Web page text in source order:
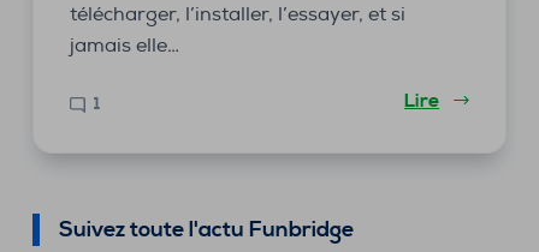
télécharger, l’installer, l’essayer, et si
jamais elle…
1 Lire
Suivez toute l'actu Funbridge